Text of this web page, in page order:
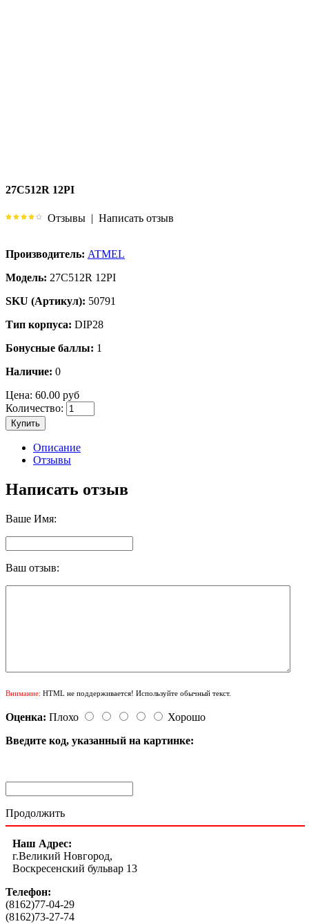
27C512R 12PI
Отзывы | Написать отзыв
Производитель: ATMEL
Модель: 27C512R 12PI
SKU (Артикул): 50791
Тип корпуса: DIP28
Бонусные баллы: 1
Наличие: 0
Цена: 60.00 руб
Количество:
Купить
Описание
Отзывы
Написать отзыв
Ваше Имя:
Ваш отзыв:
Внимание: HTML не поддерживается! Используйте обычный текст.
Оценка: Плохо
Хорошо
Введите код, указанный на картинке:
Продолжить
Наш Адрес:
г.Великий Новгород,
Воскресенский бульвар 13
Телефон:
(8162)77-04-29
(8162)73-27-74